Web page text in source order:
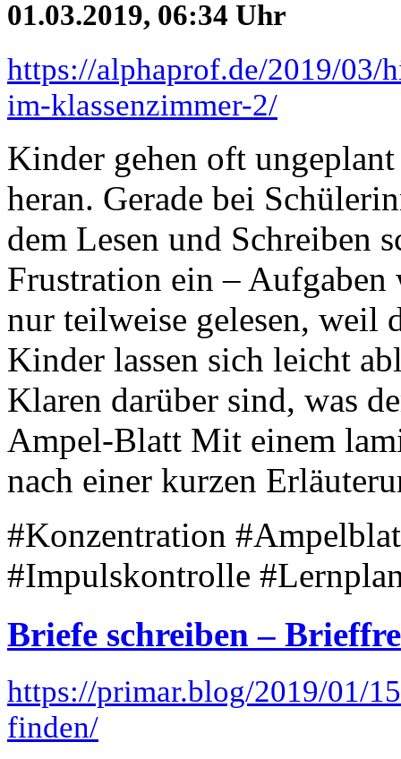
01.03.2019, 06:34 Uhr
https://alphaprof.de/2019/03/
im-klassenzimmer-2/
Kinder gehen oft
heran. Gerade bei
dem Lesen und Schreiben
Frustration ein – Aufgaben
nur teilweise gelesen, weil
Kinder lassen sich leicht
Klaren darüber sind, was
Ampel-Blatt Mit einem
nach einer kurzen
#Konzentration
#Impulskontrolle
Briefe schreiben –
https://primar.blog/2019/01/
finden/